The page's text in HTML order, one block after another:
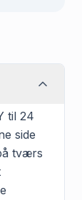
til 24
side
tværs